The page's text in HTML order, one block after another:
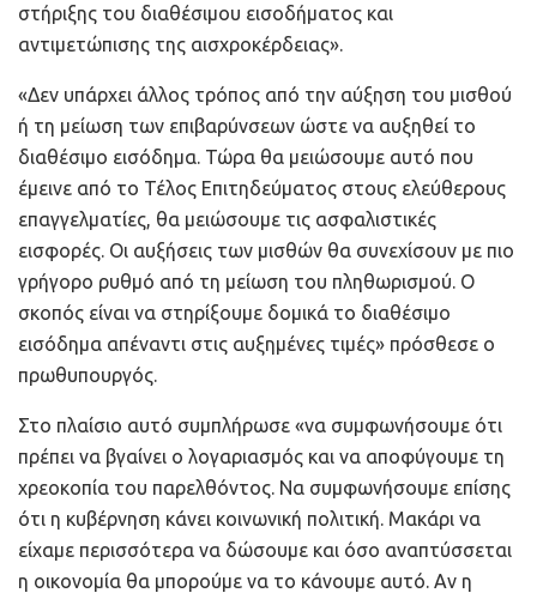
στήριξης του διαθέσιμου εισοδήματος και
αντιμετώπισης της αισχροκέρδειας».
«Δεν υπάρχει άλλος τρόπος από την αύξηση του μισθού
ή τη μείωση των επιβαρύνσεων ώστε να αυξηθεί το
διαθέσιμο εισόδημα. Τώρα θα μειώσουμε αυτό που
έμεινε από το Τέλος Επιτηδεύματος στους ελεύθερους
επαγγελματίες, θα μειώσουμε τις ασφαλιστικές
εισφορές. Οι αυξήσεις των μισθών θα συνεχίσουν με πιο
γρήγορο ρυθμό από τη μείωση του πληθωρισμού. Ο
σκοπός είναι να στηρίξουμε δομικά το διαθέσιμο
εισόδημα απέναντι στις αυξημένες τιμές» πρόσθεσε ο
πρωθυπουργός.
Στο πλαίσιο αυτό συμπλήρωσε «να συμφωνήσουμε ότι
πρέπει να βγαίνει ο λογαριασμός και να αποφύγουμε τη
χρεοκοπία του παρελθόντος. Να συμφωνήσουμε επίσης
ότι η κυβέρνηση κάνει κοινωνική πολιτική. Μακάρι να
είχαμε περισσότερα να δώσουμε και όσο αναπτύσσεται
η οικονομία θα μπορούμε να το κάνουμε αυτό. Αν η